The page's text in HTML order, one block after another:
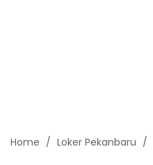
Home Loker Pekanbaru